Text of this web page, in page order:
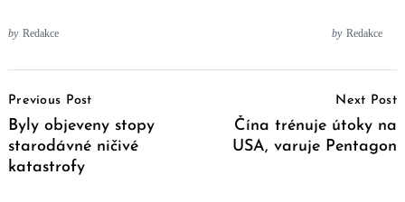
by Redakce by Redakce
Navigation
Previous Post
Byly objeveny stopy
starodávné ničivé
katastrofy
Next Post
Čína trénuje útoky na
USA, varuje Pentagon